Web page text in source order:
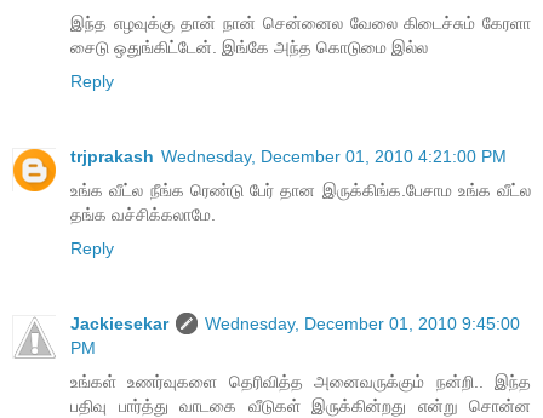
இந்த எழவுக்கு தான் நான் சென்னைல வேலை கிடைச்சும் கேரளா
சைடு ஒதுங்கிட்டேன். இங்கே அந்த கொடுமை இல்ல
Reply
trjprakash Wednesday, December 01, 2010 4:21:00 PM
உங்க வீட்ல நீங்க ரெண்டு பேர் தான இருக்கிங்க.பேசாம உங்க வீட்ல
தங்க வச்சிக்கலாமே.
Reply
Jackiesekar
Wednesday, December 01, 2010 9:45:00
PM
உங்கள் உணர்வுகளை தெரிவித்த அனைவருக்கும் நன்றி.. இந்த
பதிவு பார்த்து வாடகை வீடுகள் இருக்கின்றது என்று சொன்ன